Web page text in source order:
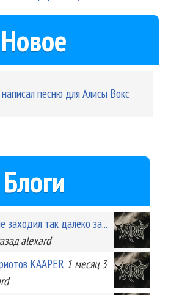
Новое
песню для Алисы Вокс
Блоги
так далеко за...
alexard
KA'APER 1 месяц 3